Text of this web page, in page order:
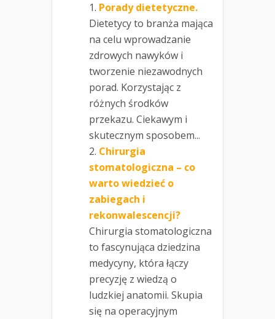
Porady dietetyczne.
Dietetycy to branża mająca
na celu wprowadzanie
zdrowych nawyków i
tworzenie niezawodnych
porad. Korzystając z
różnych środków
przekazu. Ciekawym i
skutecznym sposobem...
Chirurgia
stomatologiczna – co
warto wiedzieć o
zabiegach i
rekonwalescencji?
Chirurgia stomatologiczna
to fascynująca dziedzina
medycyny, która łączy
precyzję z wiedzą o
ludzkiej anatomii. Skupia
się na operacyjnym